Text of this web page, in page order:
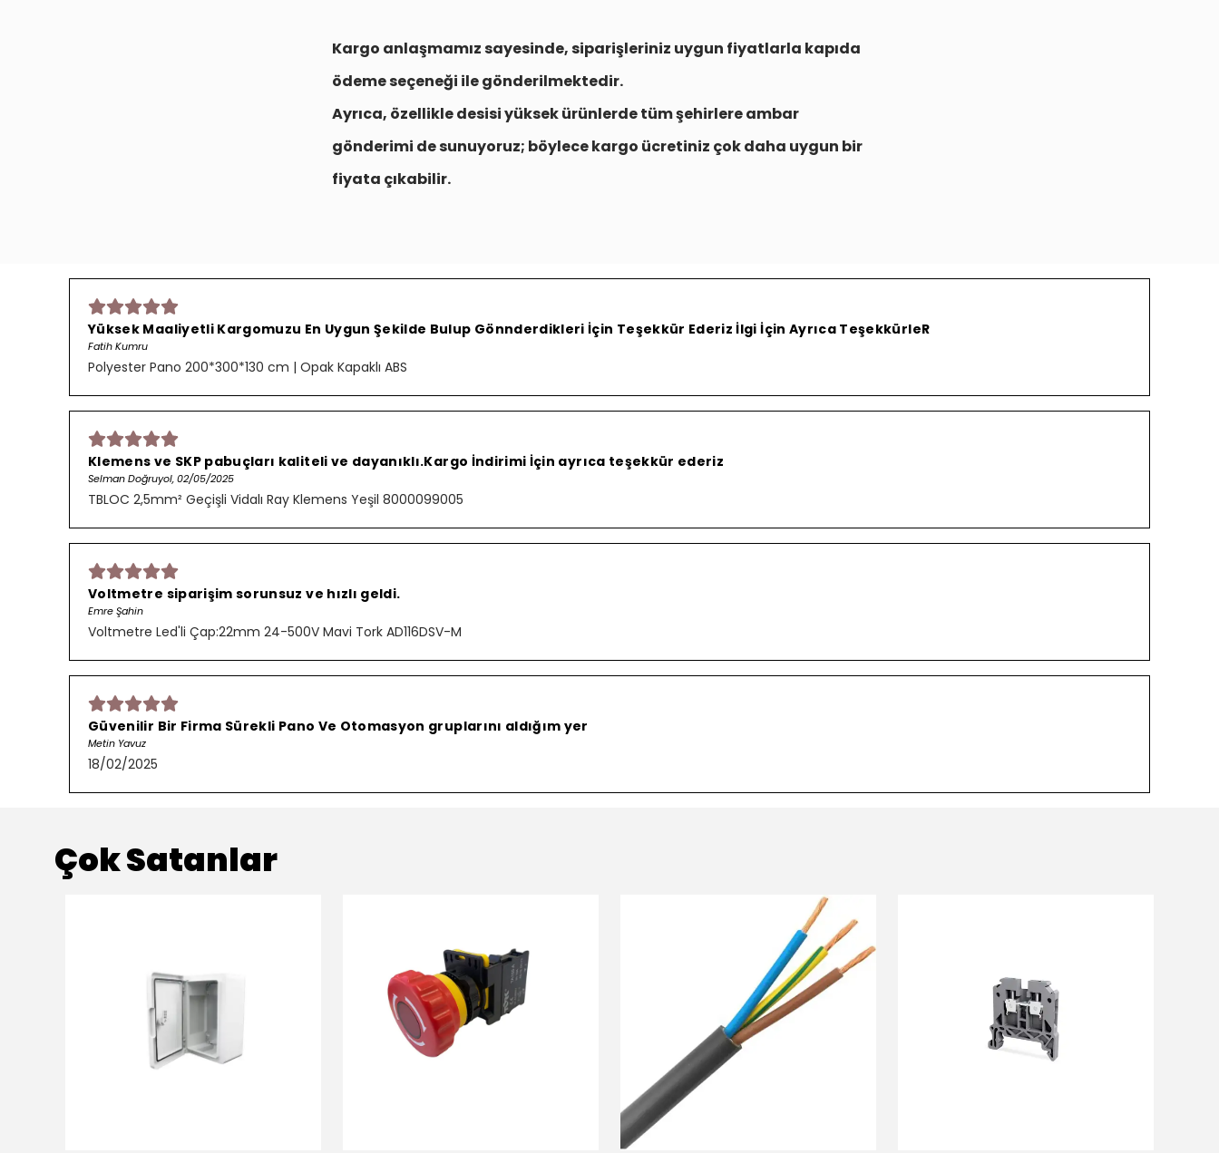
Kargo anlaşmamız sayesinde, siparişleriniz uygun fiyatlarla kapıda
ödeme seçeneği ile gönderilmektedir.
Ayrıca, özellikle desisi yüksek ürünlerde tüm şehirlereambar
gönderimi de sunuyoruz; böylece kargo ücretiniz çok daha uygun bir
fiyata çıkabilir.
Yüksek Maaliyetli Kargomuzu En Uygun Şekilde Bulup Gönnderdikleri İçin Teşekkür Ederiz İlgi İçin Ayrıca TeşekkürleR
Fatih Kumru
Polyester Pano 200*300*130 cm | Opak Kapaklı ABS
Klemens ve SKP pabuçları kaliteli ve dayanıklı.Kargo İndirimi İçin ayrıca teşekkür ederiz
Selman Doğruyol, 02/05/2025
TBLOC 2,5mm² Geçişli Vidalı Ray Klemens Yeşil 8000099005
Voltmetre siparişim sorunsuz ve hızlı geldi.
Emre Şahin
Voltmetre Led'li Çap:22mm 24-500V Mavi Tork AD116DSV-M
Güvenilir Bir Firma Sürekli Pano Ve Otomasyon gruplarını aldığım yer
Metin Yavuz
18/02/2025
Çok Satanlar